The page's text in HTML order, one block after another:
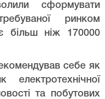
сформувати
ринком
більш ніж 170000
себе як
електротехнічної
та побутових